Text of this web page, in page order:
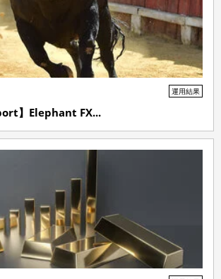
運用結果
】Elephant FX...